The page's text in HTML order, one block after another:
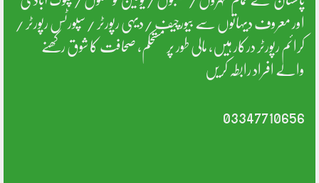
اور معروف دیہاتوں سے بیورچیف /دیہی رپورٹر /سپورٹس رپورٹر /
کرائم رپورٹر درکار ہیں، مالی طور پر مستحکم، صحافت کا شوق رکھنے
والے افراد رابطہ کریں
03347710656